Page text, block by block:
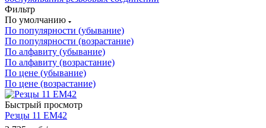
Фильтр
По умолчанию
По популярности (убывание)
По популярности (возрастание)
По алфавиту (убывание)
По алфавиту (возрастание)
По цене (убывание)
По цене (возрастание)
Быстрый просмотр
Резцы 11 ЕМ42